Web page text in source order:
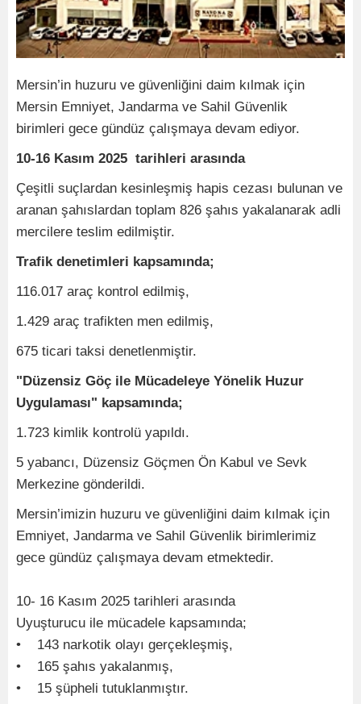
Mersin’in huzuru ve güvenliğini daim kılmak için
Mersin Emniyet, Jandarma ve Sahil Güvenlik
birimleri gece gündüz çalışmaya devam ediyor.
10-16 Kasım 2025 tarihleri arasında
Çeşitli suçlardan kesinleşmiş hapis cezası bulunan ve
aranan şahıslardan toplam 826 şahıs yakalanarak adli
mercilere teslim edilmiştir.
Trafik denetimleri kapsamında;
116.017 araç kontrol edilmiş,
1.429 araç trafikten men edilmiş,
675 ticari taksi denetlenmiştir.
"Düzensiz Göç ile Mücadeleye Yönelik Huzur
Uygulaması" kapsamında;
1.723 kimlik kontrolü yapıldı.
5 yabancı, Düzensiz Göçmen Ön Kabul ve Sevk
Merkezine gönderildi.
Mersin’imizin huzuru ve güvenliğini daim kılmak için
Emniyet, Jandarma ve Sahil Güvenlik birimlerimiz
gece gündüz çalışmaya devam etmektedir.
10- 16 Kasım 2025 tarihleri arasında
Uyuşturucu ile mücadele kapsamında;
• 143 narkotik olayı gerçekleşmiş,
• 165 şahıs yakalanmış,
• 15 şüpheli tutuklanmıştır.